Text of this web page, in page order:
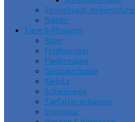
Springkraut- bekämpfung
Wälder
Tiere & Pflanzen
Biber
Feldhamster
Fledermäuse
Gelbbauchunke
Kiebitz
Schleiereule
Tagfalter in Aachen
Steinkauz